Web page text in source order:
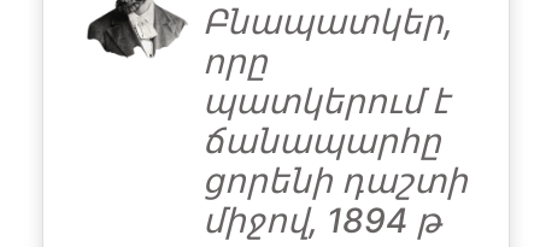
Բնապատկեր,
որը
պատկերում է
ճանապարհը
ցորենի դաշտի
միջով, 1894 թ